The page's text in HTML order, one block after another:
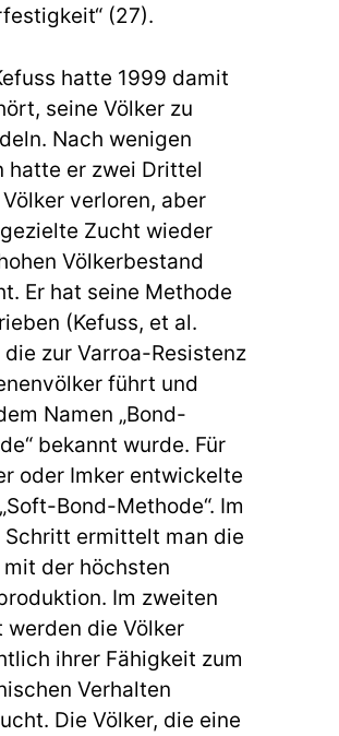
(27).
hatte 1999 damit
seine Völker zu
Nach wenigen
hatte er zwei Drittel
verloren, aber
Zucht wieder
Völkerbestand
Er hat seine Methode
(Kefuss, et al.
die zur Varroa-Resistenz
führt und
Namen „Bond-
bekannt wurde. Für
oder Imker entwickelte
Bond-Methode“. Im
Schritt ermittelt man die
mit der höchsten
Im zweiten
werden die Völker
ihrer Fähigkeit zum
Verhalten
Die Völker, die eine